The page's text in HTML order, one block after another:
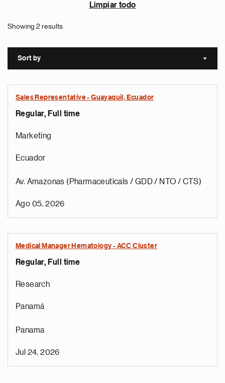
Limpiar todo
Showing 2 results
Sort by Sort
Sales Representative - Guayaquil, Ecuador
Regular, Full time
Marketing
Ecuador
Av. Amazonas (Pharmaceuticals / GDD / NTO / CTS)
Ago 05, 2026
Medical Manager Hematology - ACC Cluster
Regular, Full time
Research
Panamá
Panama
Jul 24, 2026